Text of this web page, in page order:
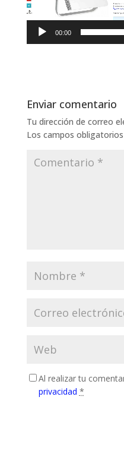
00:00
Enviar comentario
Tu dirección de correo
Los campos
Al realizar tu
privacidad *